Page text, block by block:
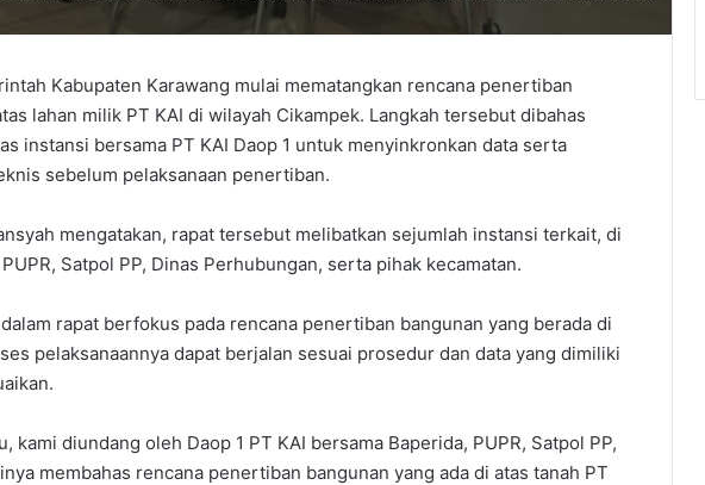
Kabupaten Karawang mulai mematangkan rencana penertiban
lahan milik PT KAI di wilayah Cikampek. Langkah tersebut dibahas
instansi bersama PT KAI Daop 1 untuk menyinkronkan data serta
sebelum pelaksanaan penertiban.
mengatakan, rapat tersebut melibatkan sejumlah instansi terkait, di
Satpol PP, Dinas Perhubungan, serta pihak kecamatan.
rapat berfokus pada rencana penertiban bangunan yang berada di
pelaksanaannya dapat berjalan sesuai prosedur dan data yang dimiliki
kami diundang oleh Daop 1 PT KAI bersama Baperida, PUPR, Satpol PP,
membahas rencana penertiban bangunan yang ada di atas tanah PT